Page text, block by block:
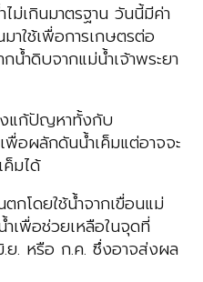
ม่เกินมาตรฐาน วันนี้มีค่า
าใช้เพื่อการเกษตรต่อ
ำดิบจากแม่น้ำเจ้าพระยา
งแก้ปัญหาทั้งกับ
อผลักดันน้ำเค็มแต่อาจจะ
มได้
กโดยใช้น้ำจากเขื่อนแม่
เพื่อช่วยเหลือในจุดที่
ย. หรือ ก.ค. ซึ่งอาจส่งผล